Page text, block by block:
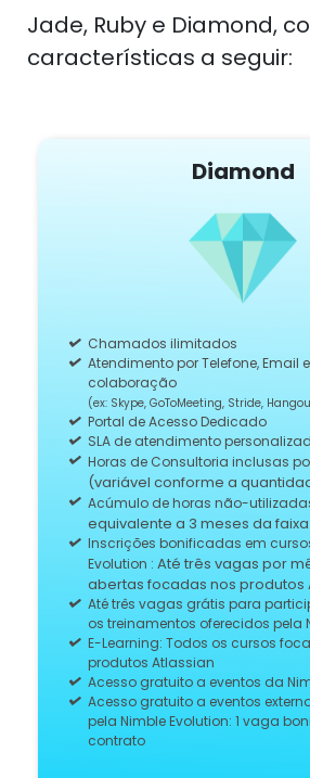
Jade, Ruby e Diamond,
características a seguir:
Diamond
Chamados ilimitados
Atendimento por Telefone, Email
colaboração
(ex: Skype, GoToMeeting, Stride,
Portal de Acesso Dedicado
SLA de atendimento
Horas de Consultoria inclusas
(variável conforme a
Acúmulo de horas não-
equivalente a 3 meses da
Inscrições bonificadas em
Evolution : Até três vagas por
abertas focadas nos produtos
Até três vagas grátis para
os treinamentos oferecidos pela
E-Learning: Todos os cursos
produtos Atlassian
Acesso gratuito a eventos da
Acesso gratuito a eventos
pela Nimble Evolution: 1 vaga
contrato